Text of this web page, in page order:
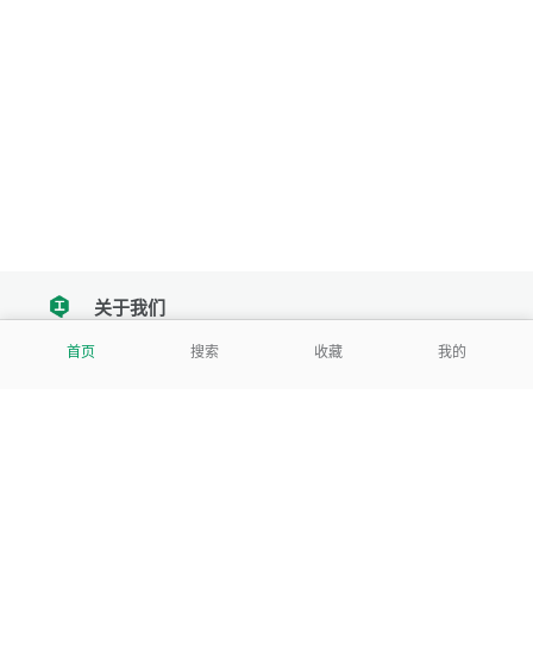
首页 搜索 收藏 我的
tencent关于我们
我们努力把每一个工具做成批量处理的产品